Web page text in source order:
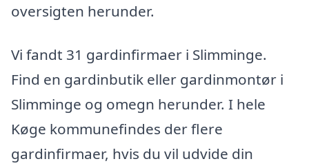
oversigten herunder.
Vi fandt 31 gardinfirmaer i Slimminge.
Find en gardinbutik eller gardinmontør i
Slimminge og omegn herunder. I hele
Køge kommunefindes der flere
gardinfirmaer, hvis du vil udvide din